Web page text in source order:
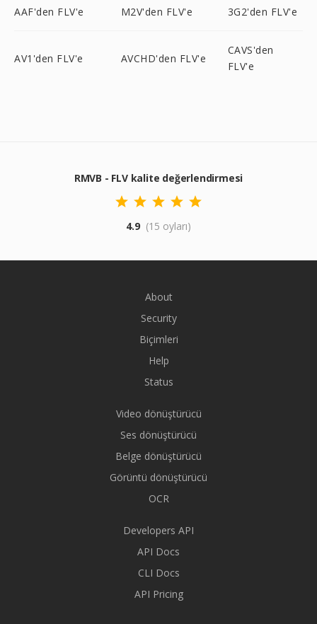
AAF'den FLV'e M2V'den FLV'e 3G2'den FLV'e
AV1'den FLV'e AVCHD'den FLV'e
CAVS'den
FLV'e
RMVB - FLV kalite değerlendirmesi
4.9 (15 oyları)
About
Security
Biçimleri
Help
Status
Video dönüştürücü
Ses dönüştürücü
Belge dönüştürücü
Görüntü dönüştürücü
OCR
Developers API
API Docs
CLI Docs
API Pricing